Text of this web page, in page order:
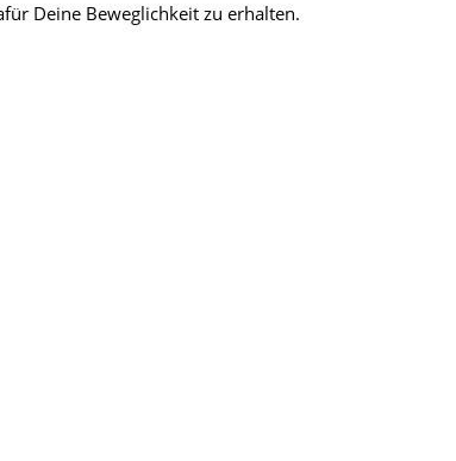
Deine Beweglichkeit zu erhalten.